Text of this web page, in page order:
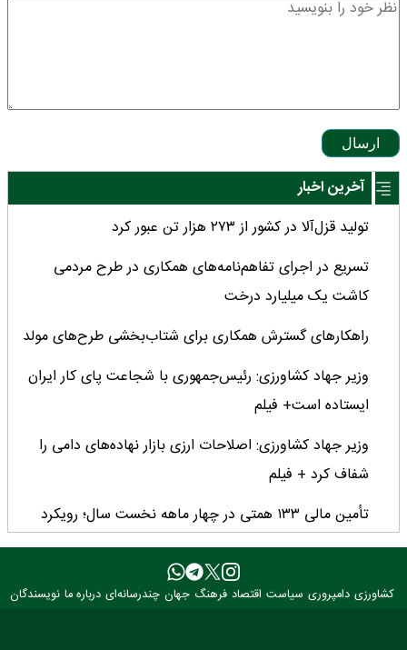
ارسال
آخرین اخبار
تولید قزل‌آلا در کشور از ۲۷۳ هزار تن عبور کرد
تسریع در اجرای تفاهم‌نامه‌های همکاری در طرح مردمی
کاشت یک میلیارد درخت
راهکارهای گسترش همکاری برای شتاب‌بخشی طرح‌های مولد
وزیر جهاد کشاورزی: رئیس‌جمهوری با شجاعت پای کار ایران
ایستاده است+ فیلم
وزیر جهاد کشاورزی: اصلاحات ارزی بازار نهاده‌های دامی را
شفاف کرد + فیلم
تأمین مالی ۱۳۳ همتی در چهار ماهه نخست سال؛ رویکرد
هدفمند بانک کشاورزی برای تضمین امنیت غذایی
فراخوان بین‌المللی فائو برای طراحی پوستر روز جهانی غذاکشاورزی دامپروری سیاست اقتصاد فرهنگ جهان چندرسانه‌ای درباره ما نویسندگان